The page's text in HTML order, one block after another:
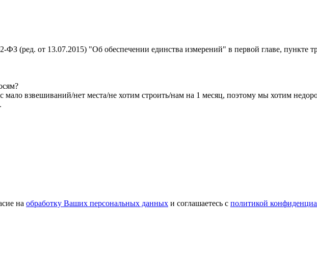
ФЗ (ред. от 13.07.2015) "Об обеспечении единства измерений" в первой главе, пункте
взвешиваний/нет места/не хотим строить/нам на 1 месяц, поэтому мы хотим
на обработку Ваших персональных данных и соглашаетесь с политикой